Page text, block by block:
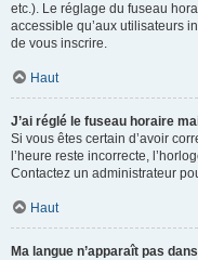
etc.). Le réglage du fuseau
accessible qu’aux utilisateurs
de vous inscrire.
Haut
J’ai réglé le fuseau horaire
Si vous êtes certain d’avoir
l’heure reste incorrecte,
Contactez un administrateur
Haut
Ma langue n’apparaît pas